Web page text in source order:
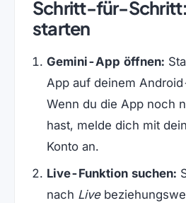
Schritt-für-Schritt:
starten
Gemini-App öffnen:
App auf deinem
Wenn du die App noch
hast, melde dich mit
Konto an.
Live-Funktion suchen:
nach Live